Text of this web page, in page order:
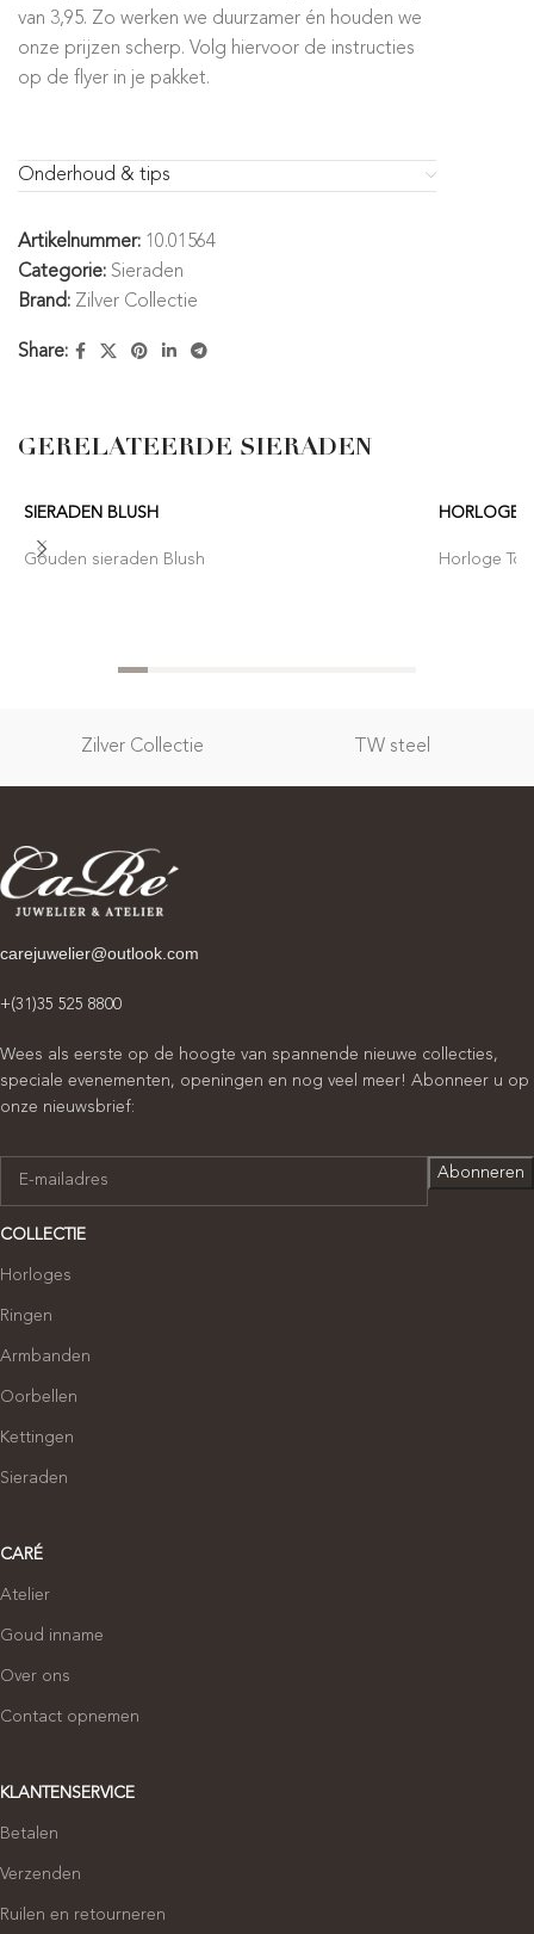
van 3,95. Zo werken we duurzamer én houden we
onze prijzen scherp. Volg hiervoor de instructies
op de flyer in je pakket.
Onderhoud & tips
Artikelnummer: 10.01564
Categorie: Sieraden
Brand: Zilver Collectie
Share:
GERELATEERDE SIERADEN
SIERADEN BLUSH
Gouden sieraden Blush
HORLOGE
Horloge
Zilver Collectie TW steel
carejuwelier@outlook.com
+(31)35 525 8800
Wees als eerste op de hoogte van spannende nieuwe collecties,
speciale evenementen, openingen en nog veel meer! Abonneer u op
onze nieuwsbrief:
COLLECTIE
Horloges
Ringen
Armbanden
Oorbellen
Kettingen
Sieraden
CARÉ
Atelier
Goud inname
Over ons
Contact opnemen
KLANTENSERVICE
Betalen
Verzenden
Ruilen en retourneren